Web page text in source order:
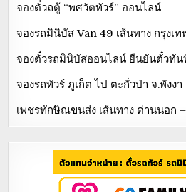
จองตั๋วถตู้ “พศวัตทัวร์” ออนไลน์
จองรถมินิบัส Van 49 เส้นทาง กรุงเ
จองตั๋วรถมินิบัสออนไลน์ ยืนยันตั๋วทัน
จองรถทัวร์ ภูเก็ต ไป ตะกั่วป่า จ.พังงา
เพชรทักษิณขนส่ง เส้นทาง ด่านนอก